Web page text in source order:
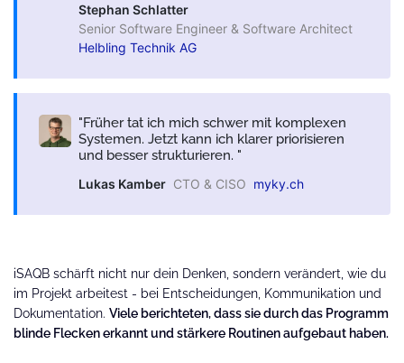
Stephan Schlatter
Senior Software Engineer & Software Architect
Helbling Technik AG
Früher tat ich mich schwer mit komplexen
Systemen. Jetzt kann ich klarer priorisieren
und besser strukturieren.
Lukas Kamber CTO & CISO myky.ch
iSAQB schärft nicht nur dein Denken, sondern verändert, wie du
im Projekt arbeitest - bei Entscheidungen, Kommunikation und
Dokumentation. Viele berichteten, dass sie durch das Programm
blinde Flecken erkannt und stärkere Routinen aufgebaut haben.